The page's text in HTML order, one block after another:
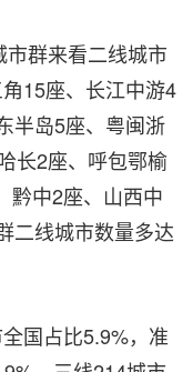
群来看二线城市
15座、长江中游4
半岛5座、粤闽浙
长2座、呼包鄂榆
黔中2座、山西中
二线城市数量多达
国占比5.9%，准